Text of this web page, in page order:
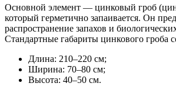
Основной элемент — цинковый гроб
который герметично запаивается. Он
распространение запахов и
Стандартные габариты цинкового гроба
Длина: 210–220 см;
Ширина: 70–80 см;
Высота: 40–50 см.